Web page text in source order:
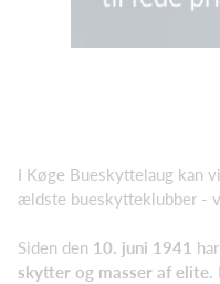
I Køge Bueskyttelaug kan
ældste bueskytteklubber -
Siden den 10. juni 1941
skytter og masser af elite.